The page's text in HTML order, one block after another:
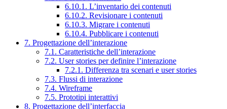
6.10.1. L’inventario dei contenuti
6.10.2. Revisionare i contenuti
6.10.3. Migrare i contenuti
6.10.4. Pubblicare i contenuti
7. Progettazione dell’interazione
7.1. Caratteristiche dell’interazione
7.2. User stories per definire l’interazione
7.2.1. Differenza tra scenari e user stories
7.3. Flussi di interazione
7.4. Wireframe
7.5. Prototipi interattivi
8. Progettazione dell’interfaccia